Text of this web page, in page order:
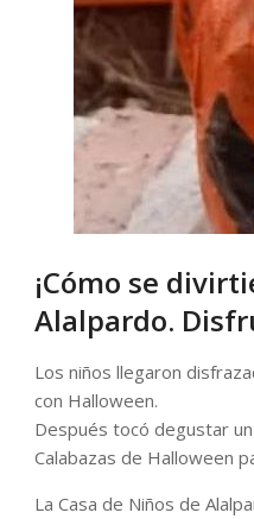
¡Cómo se
Alalpardo.
Los niños llegaron
con Halloween.
Después tocó degustar
Calabazas de Halloween
La Casa de Niños de